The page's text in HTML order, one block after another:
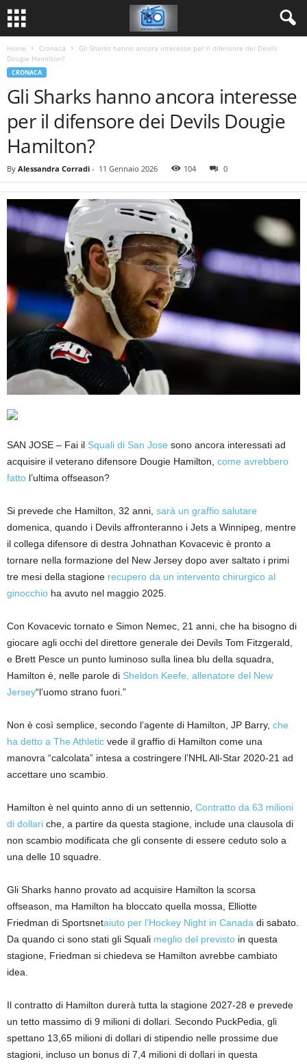
Home Cronaca
Gli Sharks hanno ancora interesse per il difensore dei Devils
Dougie Hamilton?
CRONACA
Gli Sharks hanno ancora interesse
per il difensore dei Devils Dougie
Hamilton?
By Alessandra Corradi - 11 Gennaio 2026 104 0
SAN JOSE – Fai il Squali di San Jose sono ancora interessati ad
acquisire il veterano difensore Dougie Hamilton, come avrebbero
fatto l’ultima offseason?
Si prevede che Hamilton, 32 anni, sarà un graffio salutare
domenica, quando i Devils affronteranno i Jets a Winnipeg, mentre
il collega difensore di destra Johnathan Kovacevic è pronto a
tornare nella formazione del New Jersey dopo aver saltato i primi
tre mesi della stagione recupero da un intervento chirurgico al
ginocchio ha avuto nel maggio 2025.
Con Kovacevic tornato e Simon Nemec, 21 anni, che ha bisogno di
giocare agli occhi del direttore generale dei Devils Tom Fitzgerald,
e Brett Pesce un punto luminoso sulla linea blu della squadra,
Hamilton è, nelle parole di Sheldon Keefe, allenatore del New
Jersey“l’uomo strano fuori.”
Non è così semplice, secondo l’agente di Hamilton, JP Barry, che
ha detto a The Athletic vede il graffio di Hamilton come una
manovra “calcolata” intesa a costringere l’NHL All-Star 2020-21 ad
accettare uno scambio.
Hamilton è nel quinto anno di un settennio, Contratto da 63 milioni
di dollari che, a partire da questa stagione, include una clausola di
non scambio modificata che gli consente di essere ceduto solo a
una delle 10 squadre.
Gli Sharks hanno provato ad acquisire Hamilton la scorsa
offseason, ma Hamilton ha bloccato quella mossa, Elliotte
Friedman di Sportsnetaiuto per l’Hockey Night in Canada di sabato.
Da quando ci sono stati gli Squali meglio del previsto in questa
stagione, Friedman si chiedeva se Hamilton avrebbe cambiato
idea.
Il contratto di Hamilton durerà tutta la stagione 2027-28 e prevede
un tetto massimo di 9 milioni di dollari. Secondo PuckPedia, gli
spettano 13,65 milioni di dollari di stipendio nelle prossime due
stagioni, incluso un bonus di 7,4 milioni di dollari in questa